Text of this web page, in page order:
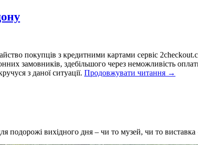
покупців з кредитними картами сервіс
замовників, здебільшого через неможливість
з даної ситуації. Продовжувати читання Як
→
подорожі вихідного дня – чи то музей, чи то виставка